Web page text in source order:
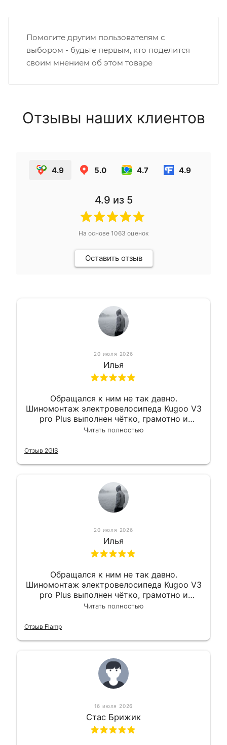
Помогите другим пользователям с
выбором - будьте первым, кто поделится
своим мнением об этом товаре
Отзывы наших клиентов
4.9 5.0 4.7 4.9
4.9 из 5
На основе 1063 оценок
Оставить отзыв
20 июля 2026
Илья
Обращался к ним не так давно.
Шиномонтаж электровелосипеда Kugoo V3
pro Plus выполнен чётко, грамотно и
квалифицированно. Всё сделано
Читать полностью
Отзыв 2GIS
20 июля 2026
Илья
Обращался к ним не так давно.
Шиномонтаж электровелосипеда Kugoo V3
pro Plus выполнен чётко, грамотно и
квалифицированно. Всё сделано
Читать полностью
Отзыв Flamp
16 июля 2026
Стас Брижик